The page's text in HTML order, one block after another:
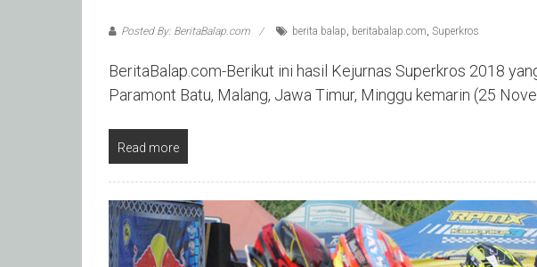
Posted By: BeritaBalap.com berita balap, beritabalap.com, Superkros
BeritaBalap.com-Berikut ini hasil Kejurnas Superkros 2018
Paramont Batu, Malang, Jawa Timur, Minggu kemarin (25
Read more